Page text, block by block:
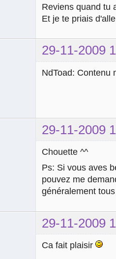
Reviens quand tu
Et je te priais
29-11-2009
NdToad: Contenu
29-11-2009
Chouette ^^
Ps: Si vous aves
pouvez me
généralement
29-11-2009
Ca fait plaisir